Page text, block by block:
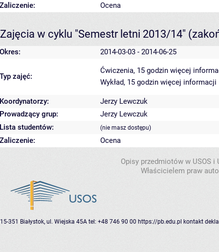
Zaliczenie: Ocena
Zajęcia w cyklu "Semestr letni 2013/14"
Okres: 2014-03-03 - 2014-06-25
Typ zajęć:
Ćwiczenia, 15 godzin więcej
Wykład, 15 godzin więcej informacji
Koordynatorzy:
Jerzy Lewczuk
Prowadzący grup:
Jerzy Lewczuk
Lista studentów:
(nie masz dostępu)
Zaliczenie: Ocena
Opisy przedmiotów w USOS
Właścicielem praw
15-351 Białystok, ul. Wiejska 45A tel: +48 746 90 00 https://pb.edu.pl kontakt